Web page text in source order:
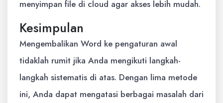
menyimpan file di cloud agar akses lebih mudah.
Kesimpulan
Mengembalikan Word ke pengaturan awal
tidaklah rumit jika Anda mengikuti langkah-
langkah sistematis di atas. Dengan lima metode
ini, Anda dapat mengatasi berbagai masalah dari